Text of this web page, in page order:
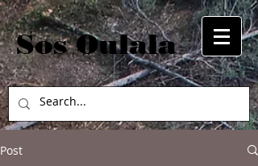
Sos Oulala
Post